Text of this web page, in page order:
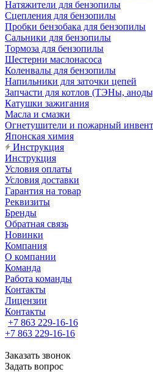
Натяжители для бензопилы
Сцепления для бензопилы
Пробки бензобака для бензопилы
Сальники для бензопилы
Тормоза для бензопилы
Шестерни маслонасоса
Коленвалы для бензопилы
Напильники для заточки цепей
Запчасти для котлов (ТЭНы,
Катушки зажигания
Масла и смазки
Огнетушители и пожарный
Японская химия
Инструкция
Инструкция
Условия оплаты
Условия доставки
Гарантия на товар
Реквизиты
Бренды
Обратная связь
Новинки
Компания
О компании
Команда
Работа команды
Контакты
Лицензии
Контакты
+7 863 229-16-16
+7 863 229-16-16
Заказать звонок
Задать вопрос